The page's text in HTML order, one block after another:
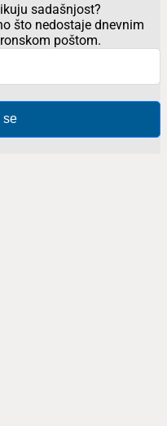
sadašnjost?
što nedostaje dnevnim
poštom.
se